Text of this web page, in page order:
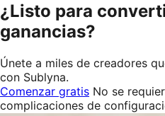
¿Listo para
ganancias?
Únete a miles de creadores
con Sublyna.
Comenzar gratis No se
complicaciones de